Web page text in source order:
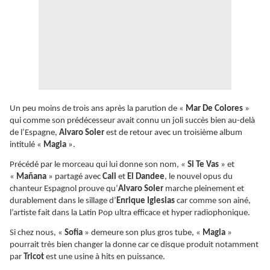
Un peu moins de trois ans après la parution de « Mar De Colores »
qui comme son prédécesseur avait connu un joli succès bien au-delà
de l’Espagne, Alvaro Soler est de retour avec un troisième album
intitulé « Magia ».
Précédé par le morceau qui lui donne son nom, « Si Te Vas » et
« Mañana » partagé avec Cali et El Dandee, le nouvel opus du
chanteur Espagnol prouve qu’Alvaro Soler marche pleinement et
durablement dans le sillage d’Enrique Iglesias car comme son ainé,
l’artiste fait dans la Latin Pop ultra efficace et hyper radiophonique.
Si chez nous, « Sofia » demeure son plus gros tube, « Magia »
pourrait très bien changer la donne car ce disque produit notamment
par Tricot est une usine à hits en puissance.